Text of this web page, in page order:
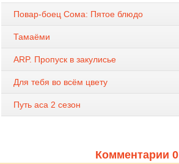
Повар-боец Сома: Пятое блюдо
Тамаёми
ARP. Пропуск в закулисье
Для тебя во всём цвету
Путь аса 2 сезон
Комментарии 0